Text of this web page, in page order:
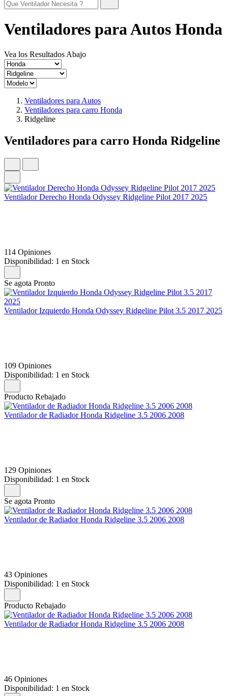
Ventiladores para Autos Honda
Vea los Resultados Abajo
Ventiladores para Autos
Ventiladores para carro Honda
Ridgeline
Ventiladores para carro Honda Ridgeline
Ventilador Derecho Honda Odyssey Ridgeline Pilot 2017 2025
114 Opiniones
Disponibilidad: 1 en Stock
Se agota Pronto
Ventilador Izquierdo Honda Odyssey Ridgeline Pilot 3.5 2017 2025
109 Opiniones
Disponibilidad: 1 en Stock
Producto Rebajado
Ventilador de Radiador Honda Ridgeline 3.5 2006 2008
129 Opiniones
Disponibilidad: 1 en Stock
Se agota Pronto
Ventilador de Radiador Honda Ridgeline 3.5 2006 2008
43 Opiniones
Disponibilidad: 1 en Stock
Producto Rebajado
Ventilador de Radiador Honda Ridgeline 3.5 2006 2008
46 Opiniones
Disponibilidad: 1 en Stock